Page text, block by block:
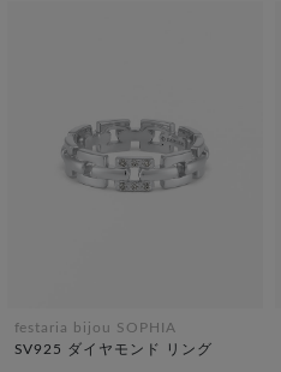
festaria bijou SOPHIA
SV925 ダイヤモンド リング